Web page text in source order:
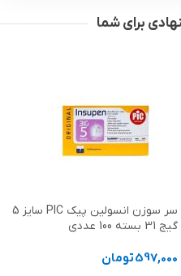
برای شما
دانگل هوشمند کانفورت Confurt
افزودن به سبد خرید